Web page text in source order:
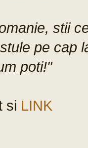
stii
pe cap
poti!"
si LINK